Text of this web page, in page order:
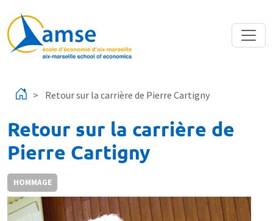
Retour sur la carrière de Pierre Cartigny
Retour sur la carrière de
Pierre Cartigny
HOMMAGE